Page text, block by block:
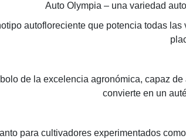
Auto Olympia – una variedad
autofloreciente que potencia todas
de la excelencia agronómica, capaz
convierte en un
para cultivadores experimentados